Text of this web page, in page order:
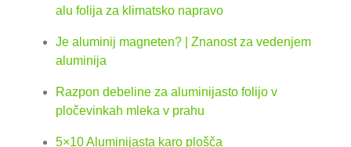
alu folija za klimatsko napravo
Je aluminij magneten? | Znanost za vedenjem
aluminija
Razpon debeline za aluminijasto folijo v
pločevinkah mleka v prahu
5×10 Aluminijasta karo plošča